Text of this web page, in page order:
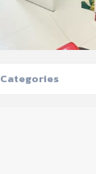
Categories